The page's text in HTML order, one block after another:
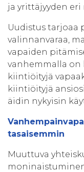
ja yrittäjyyden eri
Uudistus tarjoaa
valinnanvaraa,
vapaiden
vanhemmalla on
kiintiöityjä
kiintiöityjä
äidin nykyisin
tasaisemmin
Muuttuva